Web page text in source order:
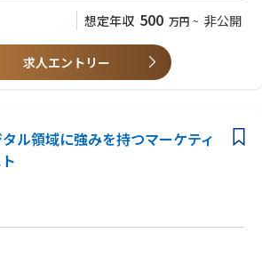
Layout, Advanced Variables, Figma API, MC
Gemini, OpenAI GPT/Claude, Stable Diffusion, Mi
ま「続けたくなる理由」になる。あなたのデザイ
イドラインづくりも。できあがった仕組みを使
らつくれます。
る。
いついたことがすぐ動き出す。改善まで、責任を
運用システムの構築経験
ユーザーテスト、データ分析の実務経験
ン「自分を好きでいつづけられる人生を」に共感
業を発展させるために必要な行動がとれる方
社で仕事がしたい方
想定年収 500 万円 ~ 非公開
求人エントリー
タル領域に強みを持つマーケティ